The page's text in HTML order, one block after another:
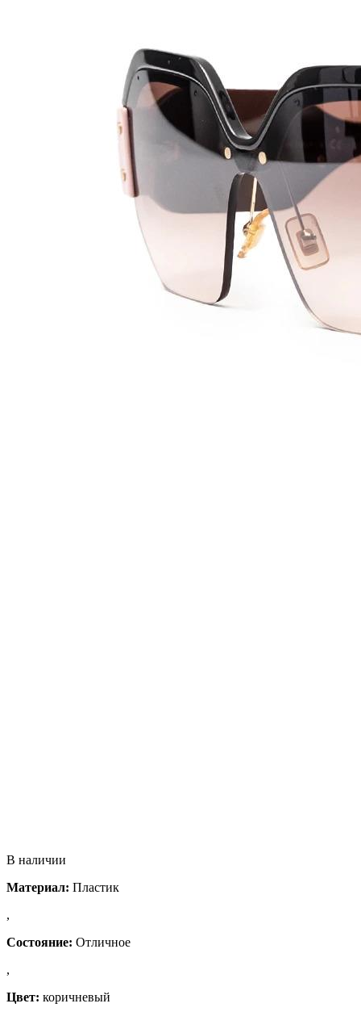
В наличии
Материал: Пластик
,
Состояние: Отличное
,
Цвет: коричневый